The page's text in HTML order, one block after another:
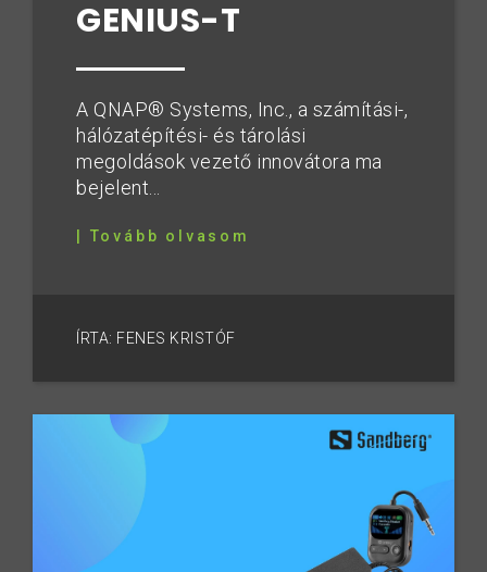
GENIUS-T
A QNAP® Systems, Inc., a számítási-,
hálózatépítési- és tárolási
megoldások vezető innovátora ma
bejelent...
| Tovább olvasom
ÍRTA: FENES KRISTÓF